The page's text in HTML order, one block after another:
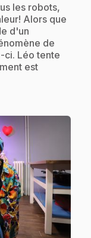
les robots,
Alors que
d'un
de
ci. Léo tente
est